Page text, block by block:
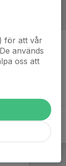
för att vår
används
oss att